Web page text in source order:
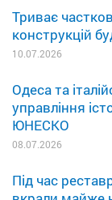
Триває
конструкцій
10.07.2026
Одеса та
управління
ЮНЕСКО
08.07.2026
Під час